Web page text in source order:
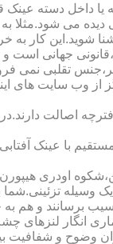
دسته عینک
می شود.مثلا
شوید.این کار به
جهانی است و
تقلبی
وب سایت های
اصالت
با عینک
اودری
تزئینی.شما
برسانند و هم
انگار
وضوح و شفافیت